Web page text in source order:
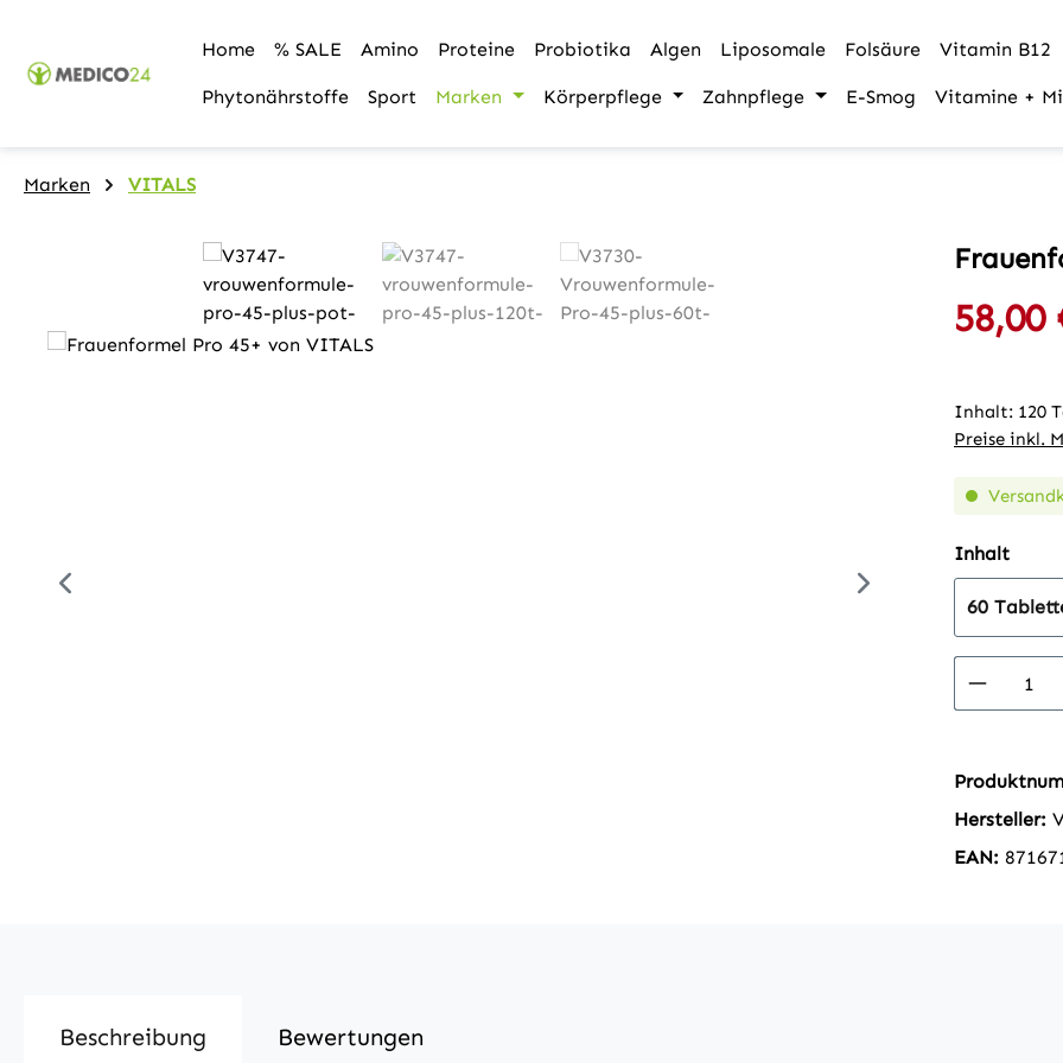
Home
% SALE Amino Proteine Probiotika Algen Liposomale Folsäure Vitamin B12
Phytonährstoffe Sport Marken Körperpflege Zahnpflege E-Smog Vitamine +
Marken VITALS
Bildergalerie überspringen
58,00
Inhalt: 120
Preise inkl.
Inhalt
60
Hersteller:
EAN:
Beschreibung Bewertungen